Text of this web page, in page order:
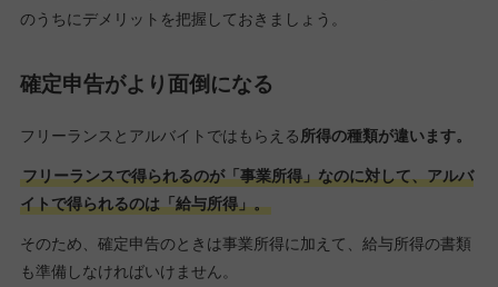
のうちにデメリットを把握しておきましょう。
確定申告がより面倒になる
フリーランスとアルバイトではもらえる 所得の種類が違います。
フリーランスで得られるのが「事業所得」なのに対して、アルバ
イトで得られるのは「給与所得」。
そのため、確定申告のときは事業所得に加えて、給与所得の書類
も準備しなければいけません。